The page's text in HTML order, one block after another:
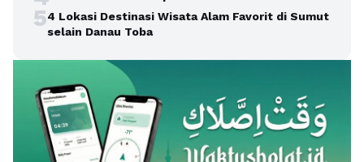
54 Lokasi Destinasi Wisata Alam Favorit di Sumut
selain Danau Toba